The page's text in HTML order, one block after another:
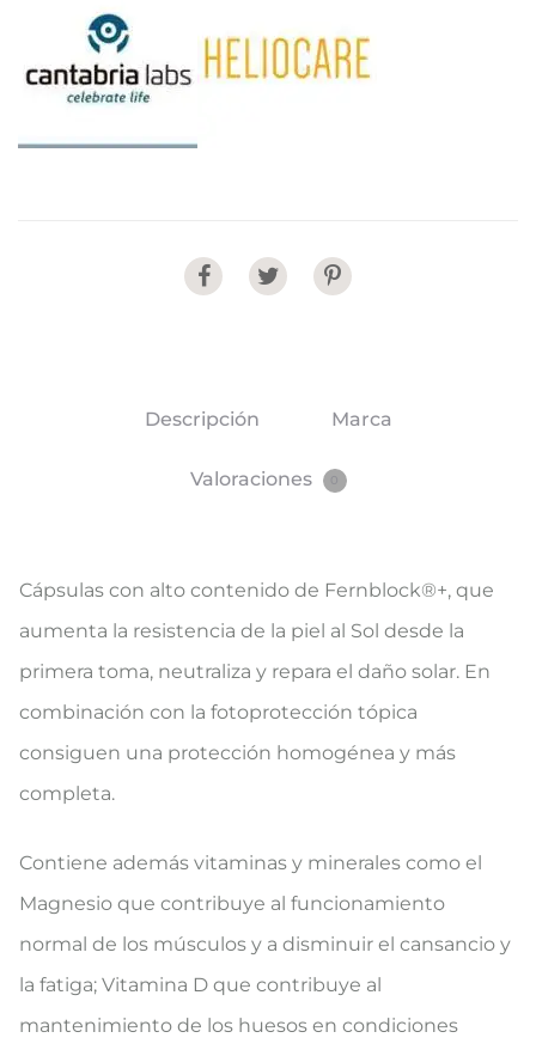
Share
Descripción Marca
Valoraciones
Cápsulas con alto contenido de Fernblock®+, que
aumenta la resistencia de la piel al Sol desde la
primera toma, neutraliza y repara el daño solar. En
combinación con la fotoprotección tópica
consiguen una protección homogénea y más
completa.
Contiene además vitaminas y minerales como el
Magnesio que contribuye al funcionamiento
normal de los músculos y a disminuir el cansancio y
la fatiga; Vitamina D que contribuye al
mantenimiento de los huesos en condiciones